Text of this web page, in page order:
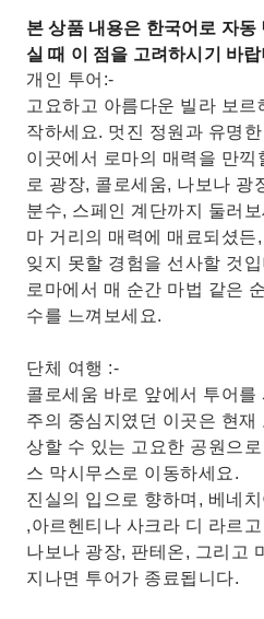
본 상품 내용은 한국어로 자
실 때 이 점을 고려하시기 바
개인 투어:-
고요하고 아름다운 빌라 보르
작하세요. 멋진 정원과 유명
이곳에서 로마의 매력을 만
로 광장, 콜로세움, 나보나 광
분수, 스페인 계단까지 둘러
마 거리의 매력에 매료되셨든
잊지 못할 경험을 선사할 것
로마에서 매 순간 마법 같은
수를 느껴보세요.
단체 여행 :-
콜로세움 바로 앞에서 투어를
주의 중심지였던 이곳은 현
상할 수 있는 고요한 공원으
스 막시무스로 이동하세요.
진실의 입으로 향하며, 베네
,아르헨티나 사크라 디 라르
나보나 광장, 판테온, 그리고
지나면 투어가 종료됩니다.